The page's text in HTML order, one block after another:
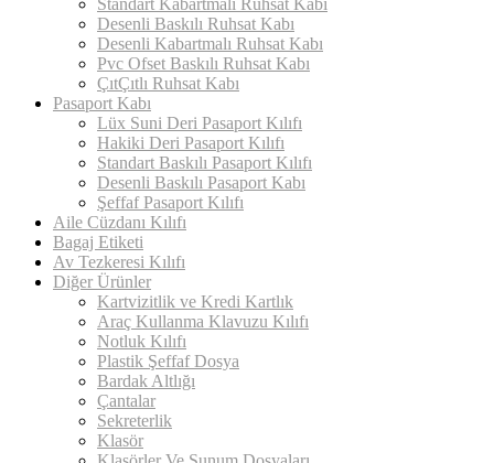
Standart Kabartmalı Ruhsat Kabı
Desenli Baskılı Ruhsat Kabı
Desenli Kabartmalı Ruhsat Kabı
Pvc Ofset Baskılı Ruhsat Kabı
ÇıtÇıtlı Ruhsat Kabı
Pasaport Kabı
Lüx Suni Deri Pasaport Kılıfı
Hakiki Deri Pasaport Kılıfı
Standart Baskılı Pasaport Kılıfı
Desenli Baskılı Pasaport Kabı
Şeffaf Pasaport Kılıfı
Aile Cüzdanı Kılıfı
Bagaj Etiketi
Av Tezkeresi Kılıfı
Diğer Ürünler
Kartvizitlik ve Kredi Kartlık
Araç Kullanma Klavuzu Kılıfı
Notluk Kılıfı
Plastik Şeffaf Dosya
Bardak Altlığı
Çantalar
Sekreterlik
Klasör